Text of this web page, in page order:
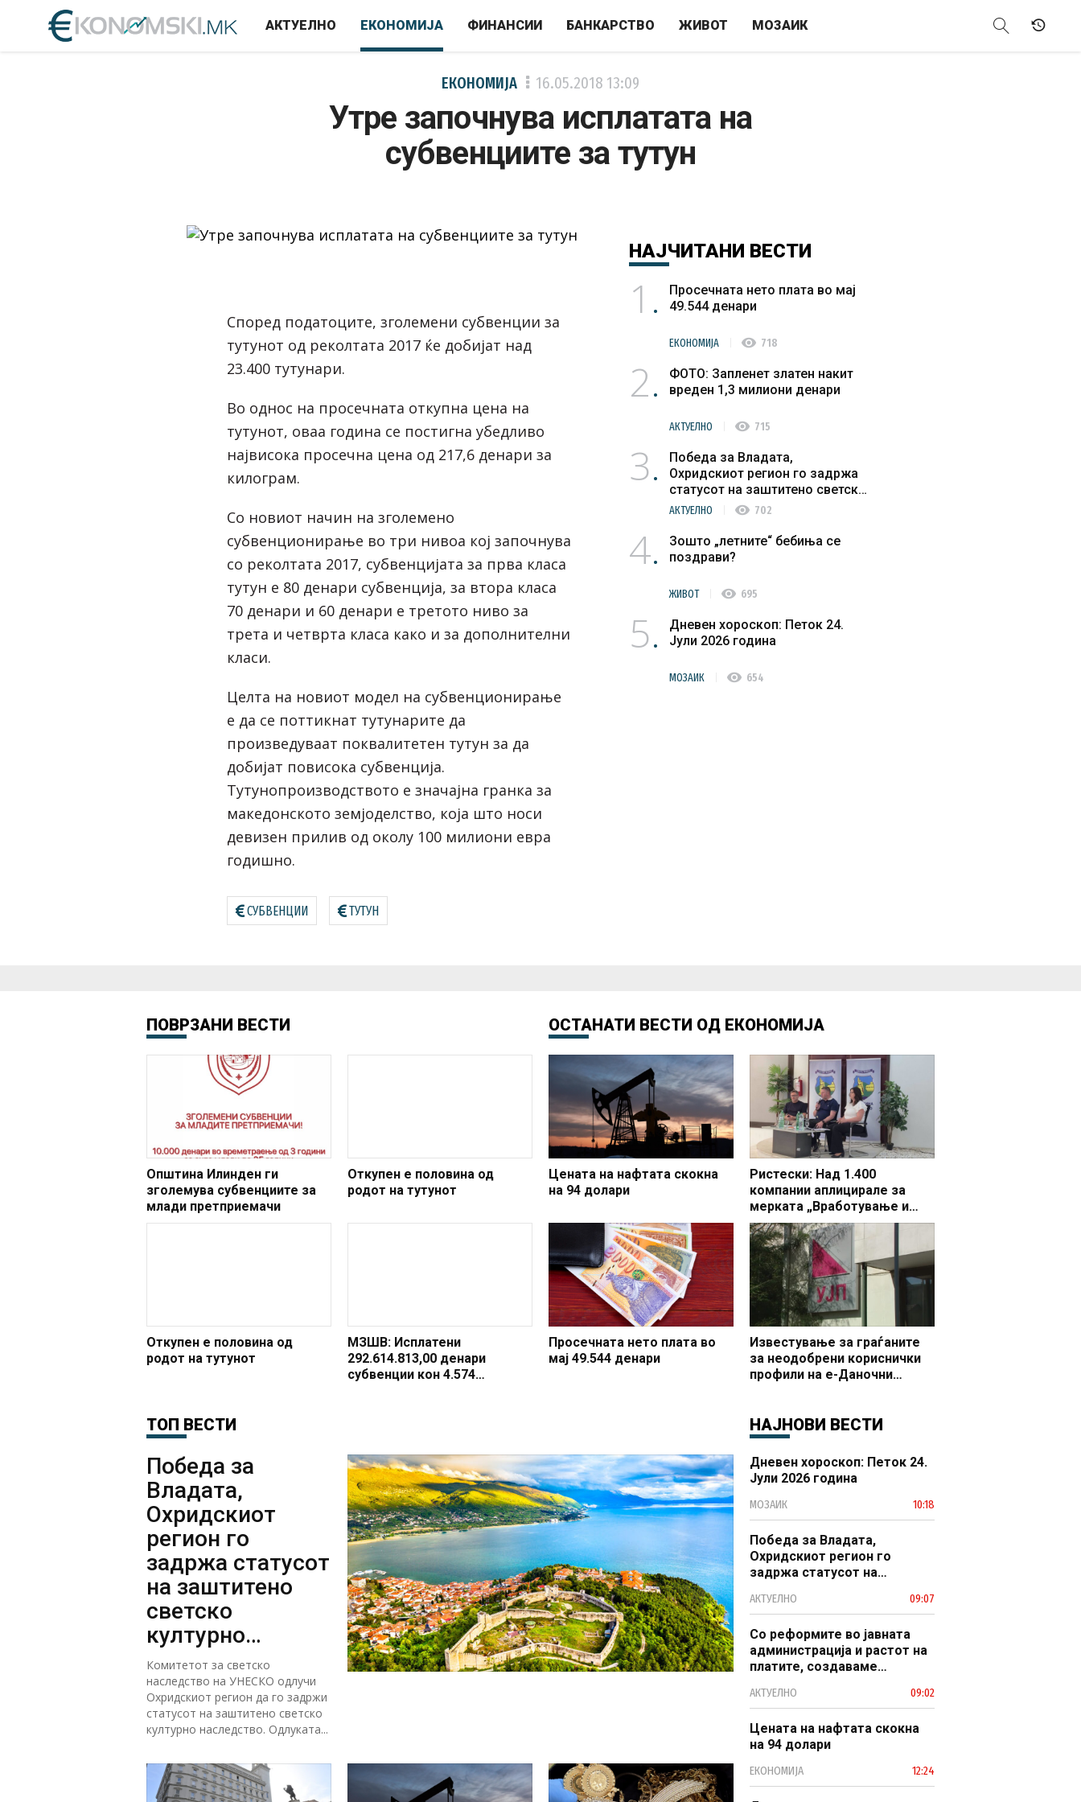
АКТУЕЛНО ЕКОНОМИЈА ФИНАНСИИ БАНКАРСТВО ЖИВОТ МОЗАИК
ЕКОНОМИЈА 16.05.2018 13:09
Утре започнува исплатата на
субвенциите за тутун
Според податоците, зголемени субвенции за
тутунот од реколтата 2017 ќе добијат над
23.400 тутунари.
Во однос на просечната откупна цена на
тутунот, оваа година се постигна убедливо
највисока просечна цена од 217,6 денари за
килограм.
Со новиот начин на зголемено
субвенционирање во три нивоа кој започнува
со реколтата 2017, субвенцијата за прва класа
тутун е 80 денари субвенција, за втора класа
70 денари и 60 денари е третото ниво за
трета и четврта класа како и за дополнителни
класи.
Целта на новиот модел на субвенционирање
е да се поттикнат тутунарите да
произведуваат поквалитетен тутун за да
добијат повисока субвенција.
Тутунопроизводството е значајна гранка за
македонското земјоделство, која што носи
девизен прилив од околу 100 милиони евра
годишно.
СУБВЕНЦИИ ТУТУН
НАЈЧИТАНИ ВЕСТИ
1
Просечната нето плата во мај
49.544 денари
ЕКОНОМИЈА visibility 718
2
ФОТО: Запленет златен накит
вреден 1,3 милиони денари
АКТУЕЛНО visibility 715
3
Победа за Владата,
Охридскиот регион го задржа
статусот на заштитено светско
културно наследство
АКТУЕЛНО visibility 702
4
Зошто „летните“ бебиња се
поздрави?
ЖИВОТ visibility 695
5
Дневен хороскоп: Петок 24.
Јули 2026 година
МОЗАИК visibility 654
ПОВРЗАНИ ВЕСТИ
Општина Илинден ги
зголемува субвенциите за
млади претприемачи
Откупен е половина од
родот на тутунот
Откупен е половина од
родот на тутунот
МЗШВ: Исплатени
292.614.813,00 денари
субвенции кон 4.574
ОСТАНАТИ ВЕСТИ ОД ЕКОНОМИЈА
Цената на нафтата скокна
на 94 долари
Просечната нето плата во
мај 49.544 денари
Ристески: Над 1.400
компании аплицирале за
мерката „Вработување и
раст“, во Делчево 44 фирми
бараат поддршка за 65 нови
вработувања
Известување за граѓаните
за неодобрени кориснички
профили на е-Даночни
ТОП ВЕСТИ
Победа за
Владата,
Охридскиот
регион го
задржа статусот
на заштитено
светско
културно
наследство
Комитетот за светско
наследство на УНЕСКО одлучи
Охридскиот регион да го задржи
статусот на заштитено светско
културно наследство. Одлуката...
НАЈНОВИ ВЕСТИ
Дневен хороскоп: Петок 24.
Јули 2026 година
МОЗАИК 10:18
Победа за Владата,
Охридскиот регион го
задржа статусот на
наследство
АКТУЕЛНО 09:07
Со реформите во јавната
администрација и растот на
платите, создаваме
модерен јавен сектор
АКТУЕЛНО 09:02
Цената на нафтата скокна
на 94 долари
ЕКОНОМИЈА 12:24